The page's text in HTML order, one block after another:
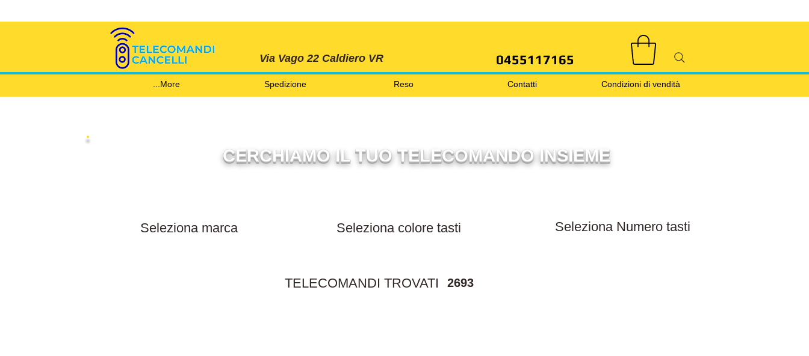
Via Vago 22 Caldiero VR 0455117165
Condizioni di vendità
Contatti
Reso
Spedizione
More...
CERCHIAMO IL TUO TELECOMANDO INSIEME
TELECOMANDI TROVATI 2693